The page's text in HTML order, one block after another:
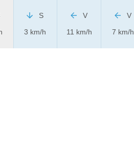
S
3 km/h
V
11 km/h
V
7 km/h